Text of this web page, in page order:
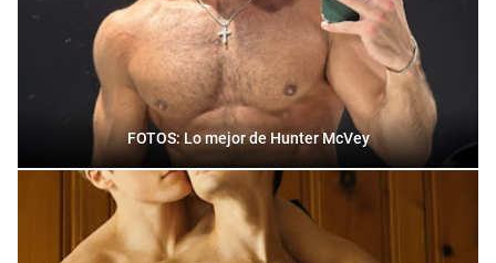
FOTOS: Lo mejor de Hunter McVey